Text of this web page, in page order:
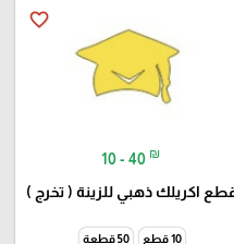
favorite_border
10 - 40 ₪
اكريلك ذهبي للزينة ( تخرج )
10 قطع 50 قطعة